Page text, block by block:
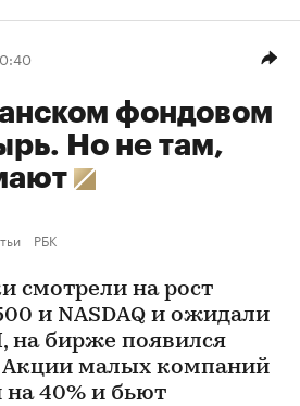
фондовом
Но не там,
РБК
смотрели на рост
и NASDAQ и ожидали
на бирже появился
малых компаний
40% и бьют